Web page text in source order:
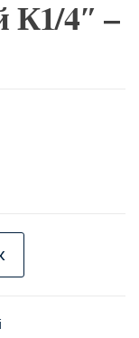
К1/4″ –
кількість